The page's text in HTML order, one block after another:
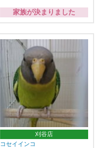
家族が決まりました
刈谷店
コセイインコ